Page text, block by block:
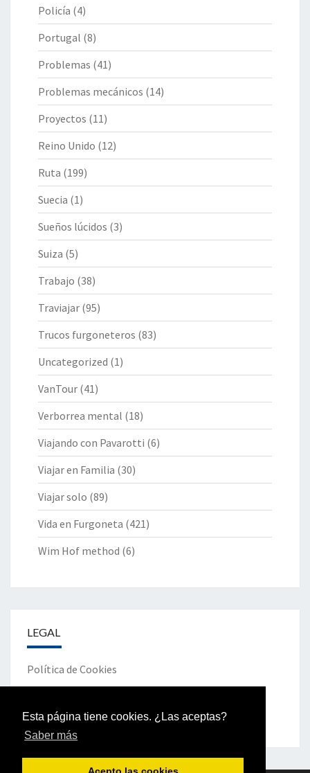
Esta página tiene cookies. ¿Las aceptas?
Saber más
Policía (4)
Portugal (8)
Problemas (41)
Problemas mecánicos (14)
Proyectos (11)
Reino Unido (12)
Ruta (199)
Suecia (1)
Sueños lúcidos (3)
Suiza (5)
Trabajo (38)
Traviajar (95)
Trucos furgoneteros (83)
Uncategorized (1)
VanTour (41)
Verborrea mental (18)
Viajando con Pavarotti (6)
Viajar en Familia (30)
Viajar solo (89)
Vida en Furgoneta (421)
Wim Hof method (6)
LEGAL
Política de Cookies